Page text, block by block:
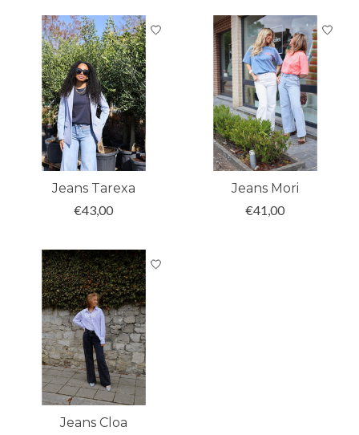
Jeans Tarexa
€43,00
Jeans Mori
€41,00
Jeans Cloa